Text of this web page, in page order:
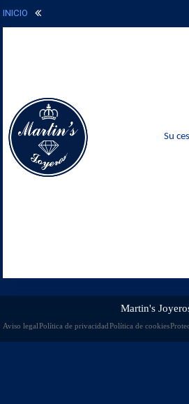
INICIO
Su
Martin's
Aviso legalPolítica de privacidadPolítica de cookies